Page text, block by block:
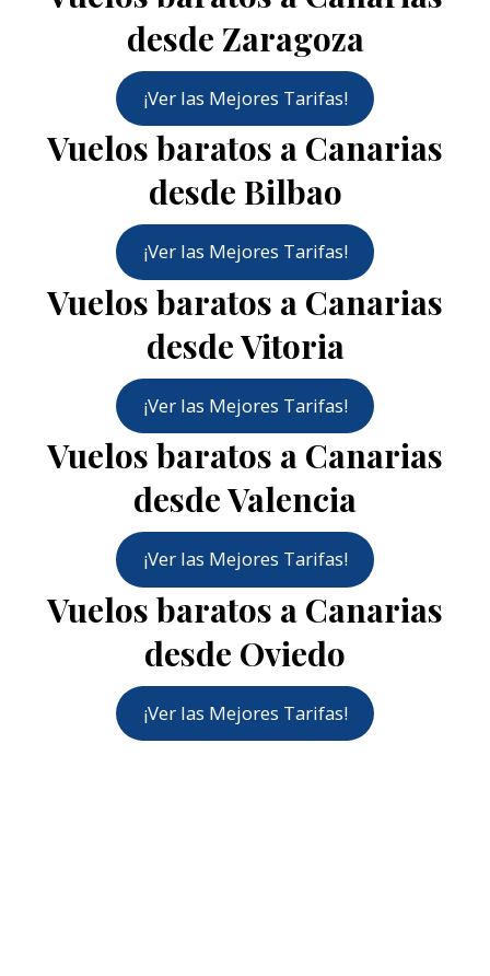
desde Zaragoza
¡Ver las Mejores Tarifas!
Vuelos baratos a Canarias
desde Bilbao
¡Ver las Mejores Tarifas!
Vuelos baratos a Canarias
desde Vitoria
¡Ver las Mejores Tarifas!
Vuelos baratos a Canarias
desde Valencia
¡Ver las Mejores Tarifas!
Vuelos baratos a Canarias
desde Oviedo
¡Ver las Mejores Tarifas!